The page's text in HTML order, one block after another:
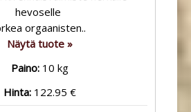
hevoselle
orgaanisten..
Näytä tuote »
Paino: 10 kg
Hinta: 122.95 €